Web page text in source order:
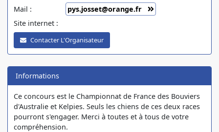
Mail :
pys.josset@orange.fr
Site internet :
Contacter L'Organisateur
Informations
Ce concours est le Championnat de France des Bouviers
d'Australie et Kelpies. Seuls les chiens de ces deux races
pourront s'engager. Merci à toutes et à tous de votre
compréhension.